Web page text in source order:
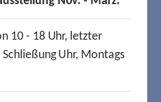
10 - 18 Uhr, letzter
Uhr, Montags